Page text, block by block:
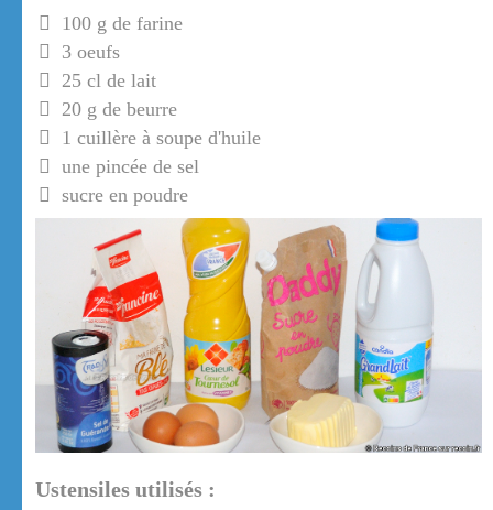
100 g de farine
3 oeufs
25 cl de lait
20 g de beurre
1 cuillère à soupe d'huile
une pincée de sel
sucre en poudre
Ustensiles utilisés :